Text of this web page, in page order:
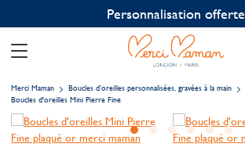
Personnalisation offerte
Merci Maman
Boucles d’oreilles personnalisées, gravées à la main
Boucles d'oreilles Mini Pierre Fine